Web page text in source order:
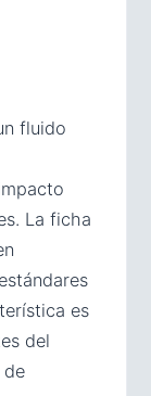
fluido
La ficha
es
del
de